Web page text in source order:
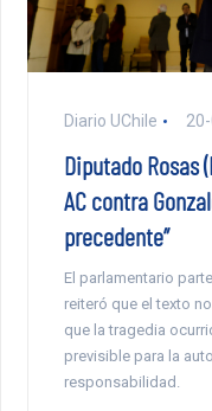
Diario UChile
Diputado Rosas
AC contra
precedente”
El parlamentario
reiteró que el texto
que la tragedia
previsible para la
responsabilidad.